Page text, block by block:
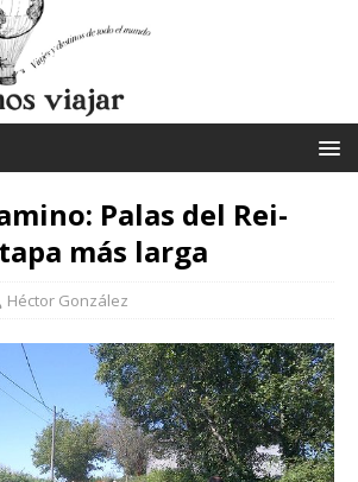
Palas del Rei-
más larga
Héctor González